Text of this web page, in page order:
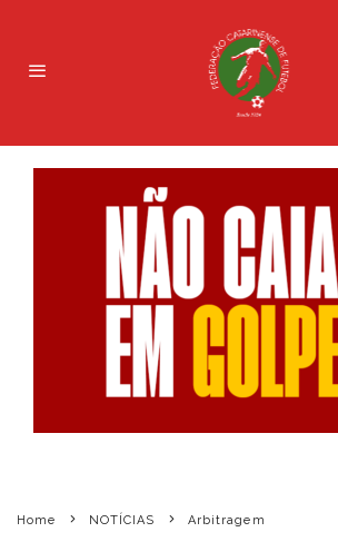
Home NOTÍCIAS Arbitragem